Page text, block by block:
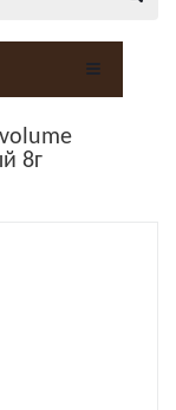
8г